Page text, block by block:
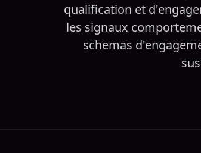
qualification et
les signaux
schemas